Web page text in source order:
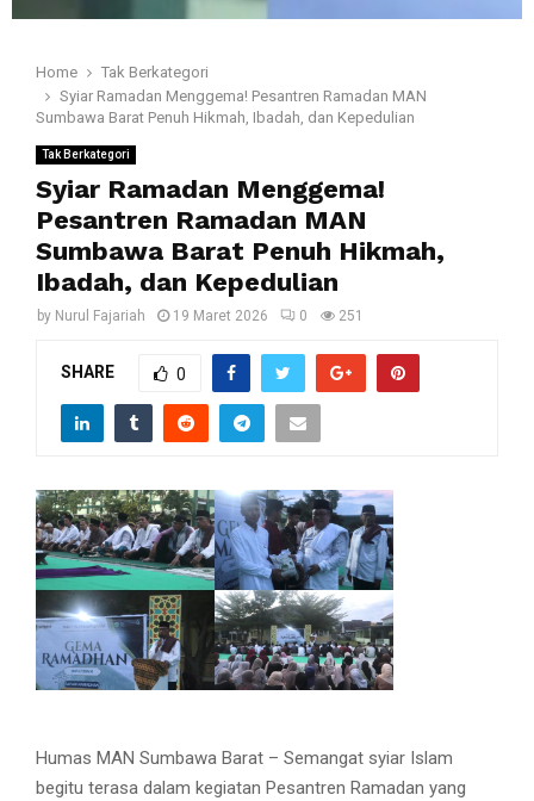
Home
Tak Berkategori
Syiar Ramadan Menggema! Pesantren Ramadan MAN
Sumbawa Barat Penuh Hikmah, Ibadah, dan Kepedulian
Tak Berkategori
Syiar Ramadan Menggema!
Pesantren Ramadan MAN
Sumbawa Barat Penuh Hikmah,
Ibadah, dan Kepedulian
by Nurul Fajariah 19 Maret 2026 0 251
SHARE 0
Humas MAN Sumbawa Barat – Semangat syiar Islam
begitu terasa dalam kegiatan Pesantren Ramadan yang